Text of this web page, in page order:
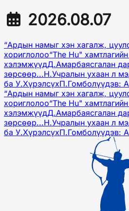
2026.08.07
“Ардын намыг хэн хагалж,
хориглолоо“The Hu"
хэлэмжүүдД.Амарбаясгалан
зөрсөөр...Н.Учралын ухаан л
ба У.ХүрэлсүхП.Гомболүүдэв:
“Ардын намыг хэн хагалж,
хориглолоо“The Hu"
хэлэмжүүдД.Амарбаясгалан
зөрсөөр...Н.Учралын ухаан л
ба У.ХүрэлсүхП.Гомболүүдэв: